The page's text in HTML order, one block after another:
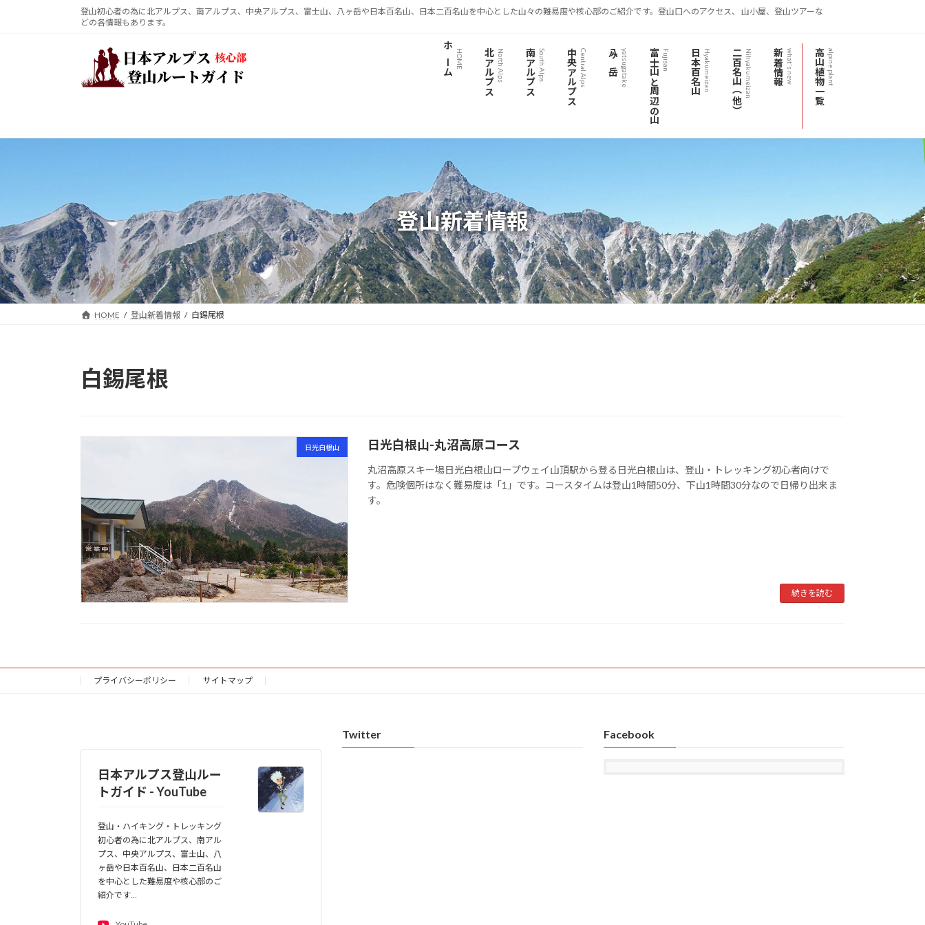
ッ
移
登山初心者の為に北アルプス、南アルプス、中央アルプス、富士山、八ヶ岳や日本百名山、日本二百名山を中心とした山々の難易度や核心部のご紹介です。登山口へのアクセス、 山小屋、登山ツアーな
どの各情報もあります。
ホーム HOME 北アルプスNorth Alps 南アルプスSouth Alps 中央アルプスCentral Alps 八ヶ岳yatsugatake 富士山と周辺の山Fujisan 日本百名山Hyakumeizan 二百名山（他）Nihyakumeizan 新着情報what's new 高山植物一覧alpine plant
登山新着情報
HOME 登山新着情報 白錫尾根
白錫尾根
日光白根山 日光白根山-丸沼高原コース
丸沼高原スキー場日光白根山ロープウェイ山頂駅から登る日光白根山は、登山・トレッキング初心者向けで
す。危険個所はなく難易度は「1」です。コースタイムは登山1時間50分、下山1時間30分なので日帰り出来ま
す。
続きを読む
プライバシーポリシー サイトマップ
日本アルプス登山ルー
トガイド - YouTube
登山・ハイキング・トレッキング
初心者の為に北アルプス、南アル
プス、中央アルプス、富士山、八
ヶ岳や日本百名山、日本二百名山
を中心とした難易度や核心部のご
紹介です…
Twitter Facebook